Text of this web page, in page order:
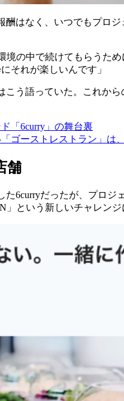
はなく、いつでもプロ
境の中で続けてもらう
それが楽しいんです」
う語っていた。これか
「6curry」の舞台裏
ゴーストレストラン」は
舗
6curryだったが、プロ
という新しいチャレンジ